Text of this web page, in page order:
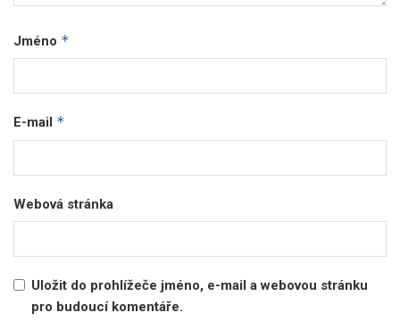
Jméno *
E-mail *
Webová stránka
Uložit do prohlížeče jméno, e-mail a webovou stránku
pro budoucí komentáře.